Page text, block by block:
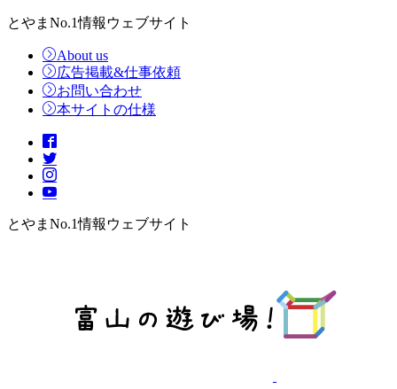
とやまNo.1情報ウェブサイト
About us
広告掲載&仕事依頼
お問い合わせ
本サイトの仕様
とやまNo.1情報ウェブサイト